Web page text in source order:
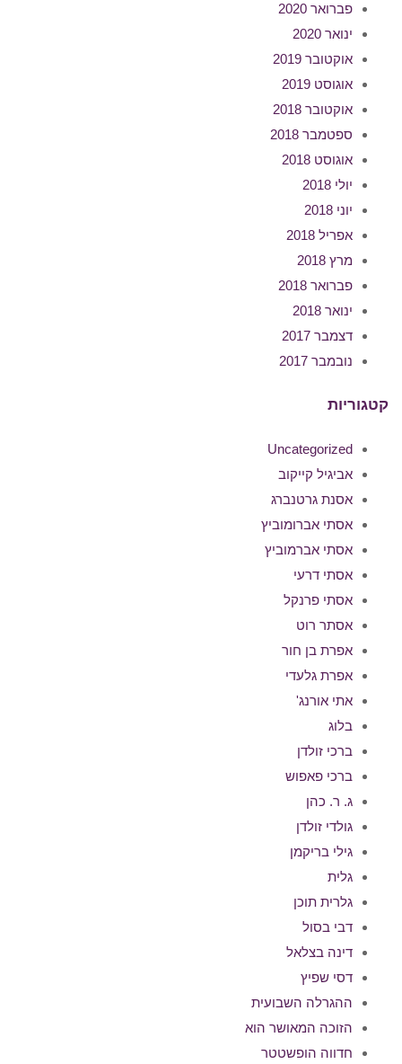
פברואר 2020
ינואר 2020
אוקטובר 2019
אוגוסט 2019
אוקטובר 2018
ספטמבר 2018
אוגוסט 2018
יולי 2018
יוני 2018
אפריל 2018
מרץ 2018
פברואר 2018
ינואר 2018
דצמבר 2017
נובמבר 2017
קטגוריות
Uncategorized
אביגיל קייקוב
אסנת גרטנברג
אסתי אברומוביץ
אסתי אברמוביץ
אסתי דרעי
אסתי פרנקל
אסתר רוט
אפרת בן חור
אפרת גלעדי
אתי אורנג'
בלוג
ברכי זולדן
ברכי פאפוש
ג. ר. כהן
גולדי זולדן
גילי בריקמן
גלית
גלרית תוכן
דבי בסול
דינה בצלאל
דסי שפיץ
ההגרלה השבועית
הזוכה המאושר הוא
חדווה הופשטטר